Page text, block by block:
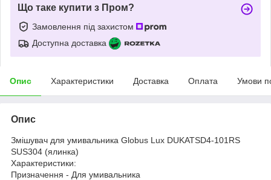
Що таке купити з Пром?
Замовлення під захистом
Доступна доставка
Опис Характеристики Доставка Оплата Умови
Опис
Змішувач для умивальника Globus Lux DUKATSD4-101RS
SUS304 (ялинка)
Характеристики:
Призначення - Для умивальника